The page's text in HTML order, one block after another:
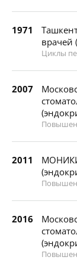
1971
врачей
Циклы
2007
2011
2016